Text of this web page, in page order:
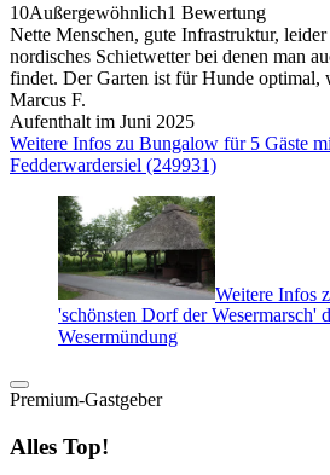
10Außergewöhnlich1 Bewertung
Nette Menschen, gute Infrastruktur, leider
nordisches Schietwetter bei denen man
findet. Der Garten ist für Hunde optimal,
Marcus F.
Aufenthalt im Juni 2025
Weitere Infos zu Bungalow für 5 Gäste
Fedderwardersiel (249931)
Weitere Infos
'schönsten Dorf der Wesermarsch'
Wesermündung
Premium-Gastgeber
Alles Top!